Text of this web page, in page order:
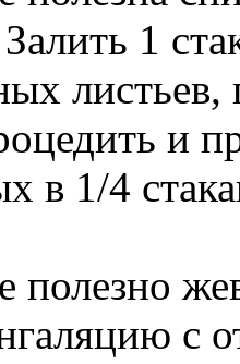
1
листьев,
и
в 1/4
с